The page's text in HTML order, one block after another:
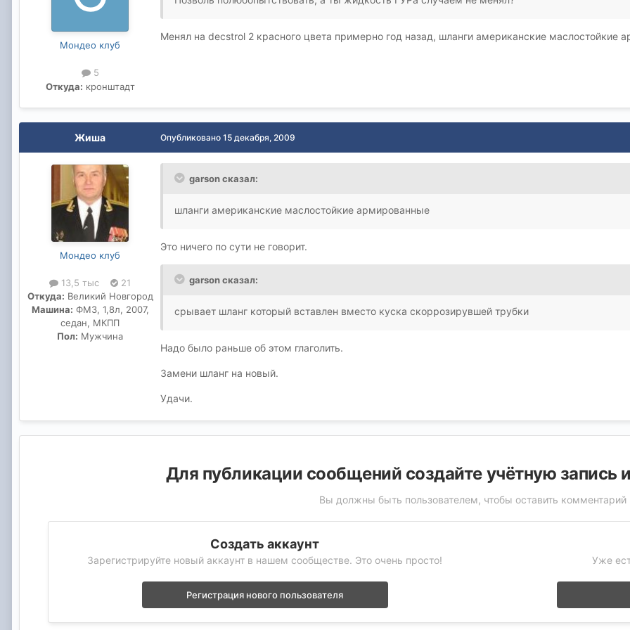
Мондео клуб
5
Откуда: кронштадт
Менял на decstrol 2 красного цвета примерно год назад, шланги американские маслостойкие
Жиша
Мондео клуб
13,5 тыс
21
Откуда: Великий Новгород
Машина: ФМ3, 1,8л, 2007,
седан, МКПП
Пол: Мужчина
Опубликовано 15 декабря, 2009
garson сказал:
шланги американские маслостойкие армированные
Это ничего по сути не говорит.
garson сказал:
срывает шланг который вставлен вместо куска скоррозирувшей трубки
Надо было раньше об этом глаголить.
Замени шланг на новый.
Удачи.
Для публикации сообщений создайте учётную запись
Вы должны быть пользователем, чтобы оставить комментарий
Создать аккаунт
Зарегистрируйте новый аккаунт в нашем сообществе. Это очень просто!
Регистрация нового пользователя
Уже